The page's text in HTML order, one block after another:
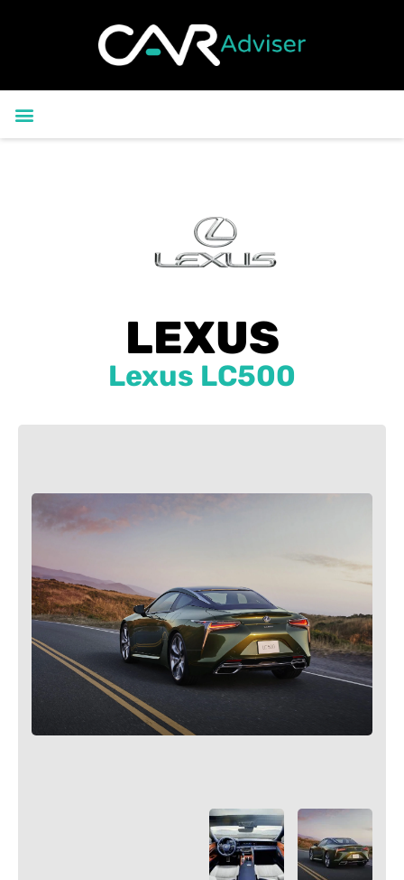
LEXUS
Lexus LC500